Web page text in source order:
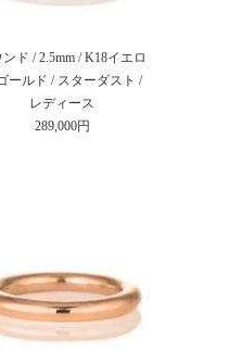
ンド / 2.5mm / K18イエロ
ールド / スターダスト /
レディース
289,000円